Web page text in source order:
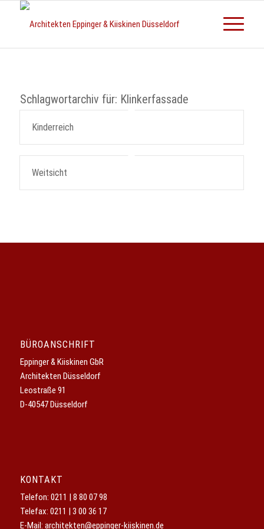
Schlagwortarchiv für: Klinkerfassade
Kinderreich
Weitsicht
BÜROANSCHRIFT
Eppinger & Kiiskinen GbR
Architekten Düsseldorf
Leostraße 91
D-40547 Düsseldorf
KONTAKT
Telefon: 0211 | 8 80 07 98
Telefax: 0211 | 3 00 36 17
E-Mail: architekten@eppinger-kiiskinen.de